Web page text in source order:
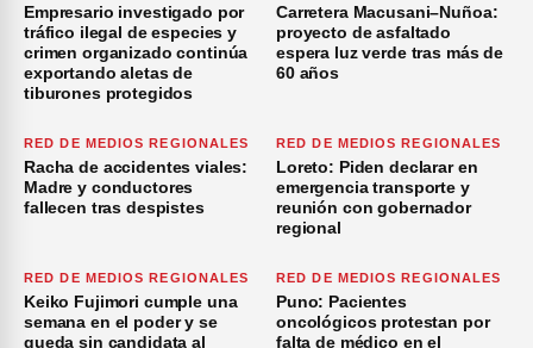
Empresario investigado por
tráfico ilegal de especies y
crimen organizado continúa
exportando aletas de
tiburones protegidos
Carretera Macusani–Nuñoa:
proyecto de asfaltado
espera luz verde tras más de
60 años
RED DE MEDIOS REGIONALES
Racha de accidentes viales:
Madre y conductores
fallecen tras despistes
RED DE MEDIOS REGIONALES
Loreto: Piden declarar en
emergencia transporte y
reunión con gobernador
regional
RED DE MEDIOS REGIONALES
Keiko Fujimori cumple una
semana en el poder y se
queda sin candidata al
RED DE MEDIOS REGIONALES
Puno: Pacientes
oncológicos protestan por
falta de médico en el